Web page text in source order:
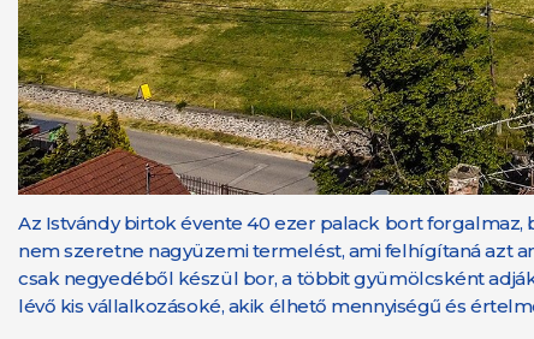
Az Istvándy birtok évente 40 ezer palack bort
nem szeretne nagyüzemi termelést, ami felhígítaná azt
csak negyedéből készül bor, a többit gyümölcsként
lévő kis vállalkozásoké, akik élhető mennyiségű és